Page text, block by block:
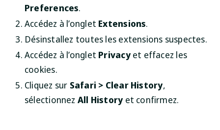
Preferences.
Accédez à l’onglet Extensions.
Désinstallez toutes les extensions suspectes.
Accédez à l’onglet Privacyet effacez les
cookies.
Cliquez sur Safari > Clear History,
sélectionnez All Historyet confirmez.